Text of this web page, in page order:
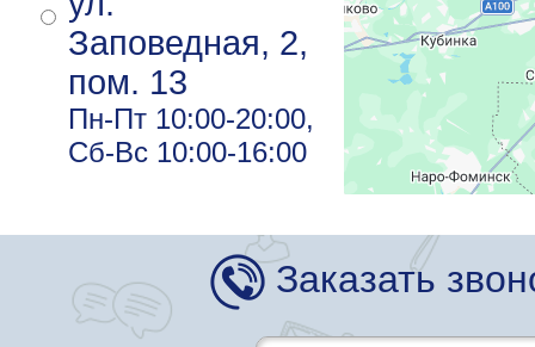
Заповедная, 2,
пом. 13
Пн-Пт 10:00-20:00,
Сб-Вс 10:00-16:00
ш.
Новорижское,
26-й километр,
Заказать